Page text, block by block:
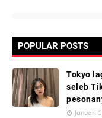
POPULAR POSTS
Tokyo
seleb
Januari